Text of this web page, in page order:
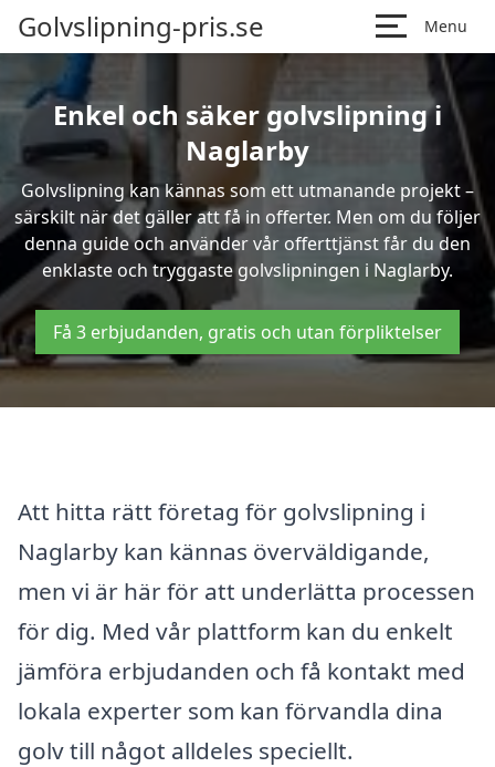
Golvslipning-pris.se Menu
Enkel och säker golvslipning i
Naglarby
Golvslipning kan kännas som ett utmanande projekt –
särskilt när det gäller att få in offerter. Men om du följer
denna guide och använder vår offerttjänst får du den
enklaste och tryggaste golvslipningen i Naglarby.
Få 3 erbjudanden, gratis och utan förpliktelser
Att hitta rätt företag för golvslipning i
Naglarby kan kännas överväldigande,
men vi är här för att underlätta processen
för dig. Med vår plattform kan du enkelt
jämföra erbjudanden och få kontakt med
lokala experter som kan förvandla dina
golv till något alldeles speciellt.